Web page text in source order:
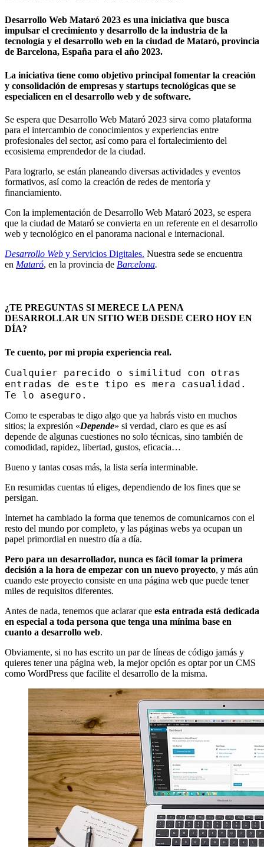
Desarrollo Web Mataró 2023 es una iniciativa que busca
impulsar el crecimiento y desarrollo de la industria de la
tecnología y el desarrollo web en la ciudad de Mataró, provincia
de Barcelona, España para el año 2023.
La iniciativa tiene como objetivo principal fomentar la creación
y consolidación de empresas y startups tecnológicas que se
especialicen en el desarrollo web y de software.
Se espera que Desarrollo Web Mataró 2023 sirva como plataforma
para el intercambio de conocimientos y experiencias entre
profesionales del sector, así como para el fortalecimiento del
ecosistema emprendedor de la ciudad.
Para lograrlo, se están planeando diversas actividades y eventos
formativos, así como la creación de redes de mentoría y
financiamiento.
Con la implementación de Desarrollo Web Mataró 2023, se espera
que la ciudad de Mataró se convierta en un referente en el desarrollo
web y tecnológico en el panorama nacional e internacional.
Desarrollo Web y Servicios Digitales. Nuestra sede se encuentra
en Mataró, en la provincia de Barcelona.
¿TE PREGUNTAS SI MERECE LA PENA
DESARROLLAR UN SITIO WEB DESDE CERO HOY EN
DÍA?
Te cuento, por mi propia experiencia real.
Cualquier parecido o similitud con otras
entradas de este tipo es mera casualidad.
Te lo aseguro.
Como te esperabas te digo algo que ya habrás visto en muchos
sitios; la expresión «Depende» si verdad, claro es que es así
depende de algunas cuestiones no solo técnicas, sino también de
comodidad, rapidez, libertad, gustos, eficacia…
Bueno y tantas cosas más, la lista sería interminable.
En resumidas cuentas tú eliges, dependiendo de los fines que se
persigan.
Internet ha cambiado la forma que tenemos de comunicarnos con el
resto del mundo por completo, y las páginas webs ya ocupan un
papel primordial en nuestro día a día.
Pero para un desarrollador, nunca es fácil tomar la primera
decisión a la hora de empezar con un nuevo proyecto, y más aún
cuando este proyecto consiste en una página web que puede tener
miles de requisitos diferentes.
Antes de nada, tenemos que aclarar que esta entrada está dedicada
en especial a toda persona que tenga una mínima base en
cuanto a desarrollo web.
Obviamente, si no has escrito un par de líneas de código jamás y
quieres tener una página web, la mejor opción es optar por un CMS
como WordPress que facilite el desarrollo de la misma.